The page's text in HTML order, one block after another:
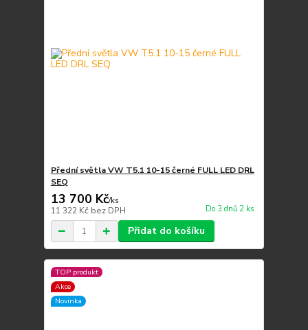
Přední světla VW T5.1 10-15 černé FULL LED DRL
SEQ
13 700 Kč/ks
11 322 Kč bez DPH Do 3 dnů 2 ks
Přidat do košíku
TOP produkt
Akce
Novinka